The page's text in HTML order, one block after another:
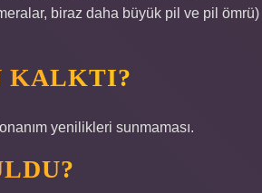
biraz daha büyük pil ve pil ömrü)
KALKTI?
yenilikleri sunmaması.